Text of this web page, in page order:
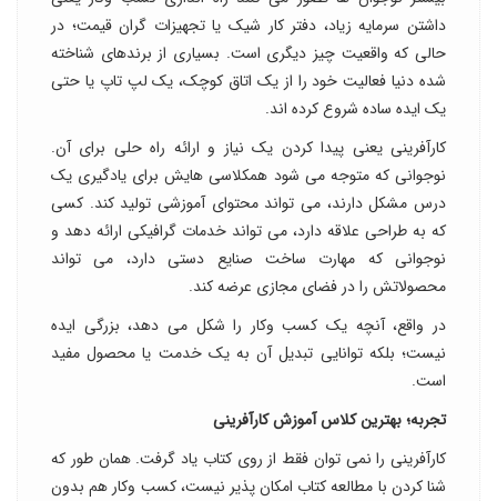
داشتن سرمایه زیاد، دفتر کار شیک یا تجهیزات گران قیمت؛ در
حالی که واقعیت چیز دیگری است. بسیاری از برندهای شناخته
شده دنیا فعالیت خود را از یک اتاق کوچک، یک لپ تاپ یا حتی
یک ایده ساده شروع کرده اند.
کارآفرینی یعنی پیدا کردن یک نیاز و ارائه راه حلی برای آن.
نوجوانی که متوجه می شود همکلاسی هایش برای یادگیری یک
درس مشکل دارند، می تواند محتوای آموزشی تولید کند. کسی
که به طراحی علاقه دارد، می تواند خدمات گرافیکی ارائه دهد و
نوجوانی که مهارت ساخت صنایع دستی دارد، می تواند
محصولاتش را در فضای مجازی عرضه کند.
در واقع، آنچه یک کسب وکار را شکل می دهد، بزرگی ایده
نیست؛ بلکه توانایی تبدیل آن به یک خدمت یا محصول مفید
است.
تجربه؛ بهترین کلاس آموزش کارآفرینی
کارآفرینی را نمی توان فقط از روی کتاب یاد گرفت. همان طور که
شنا کردن با مطالعه کتاب امکان پذیر نیست، کسب وکار هم بدون